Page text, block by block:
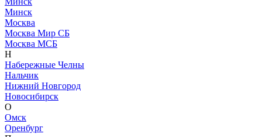
Минск
Москва
Москва Мир СБ
Москва МСБ
Н
Набережные Челны
Нальчик
Нижний Новгород
Новосибирск
О
Омск
Оренбург